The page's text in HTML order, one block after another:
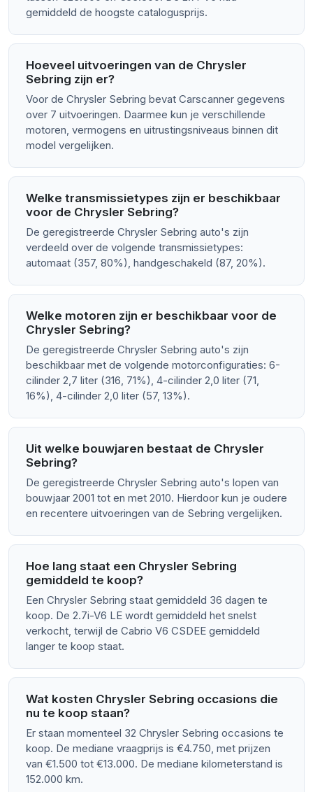
gemiddeld de hoogste catalogusprijs.
Hoeveel uitvoeringen van de Chrysler
Sebring zijn er?
Voor de Chrysler Sebring bevat Carscanner gegevens
over 7 uitvoeringen. Daarmee kun je verschillende
motoren, vermogens en uitrustingsniveaus binnen dit
model vergelijken.
Welke transmissietypes zijn er beschikbaar
voor de Chrysler Sebring?
De geregistreerde Chrysler Sebring auto's zijn
verdeeld over de volgende transmissietypes:
automaat (357, 80%), handgeschakeld (87, 20%).
Welke motoren zijn er beschikbaar voor de
Chrysler Sebring?
De geregistreerde Chrysler Sebring auto's zijn
beschikbaar met de volgende motorconfiguraties: 6-
cilinder 2,7 liter (316, 71%), 4-cilinder 2,0 liter (71,
16%), 4-cilinder 2,0 liter (57, 13%).
Uit welke bouwjaren bestaat de Chrysler
Sebring?
De geregistreerde Chrysler Sebring auto's lopen van
bouwjaar 2001 tot en met 2010. Hierdoor kun je oudere
en recentere uitvoeringen van de Sebring vergelijken.
Hoe lang staat een Chrysler Sebring
gemiddeld te koop?
Een Chrysler Sebring staat gemiddeld 36 dagen te
koop. De 2.7i-V6 LE wordt gemiddeld het snelst
verkocht, terwijl de Cabrio V6 CSDEE gemiddeld
langer te koop staat.
Wat kosten Chrysler Sebring occasions die
nu te koop staan?
Er staan momenteel 32 Chrysler Sebring occasions te
koop. De mediane vraagprijs is €4.750, met prijzen
van €1.500 tot €13.000. De mediane kilometerstand is
152.000 km.